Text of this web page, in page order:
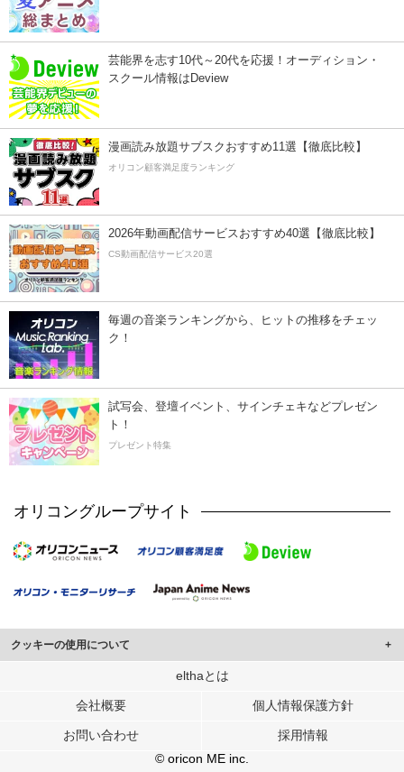
芸能界を志す10代～20代を応援！オーディション・
スクール情報はDeview
漫画読み放題サブスクおすすめ11選【徹底比較】
オリコン顧客満足度ランキング
2026年動画配信サービスおすすめ40選【徹底比較】
CS動画配信サービス20選
毎週の音楽ランキングから、ヒットの推移をチェッ
ク！
試写会、登壇イベント、サインチェキなどプレゼン
ト！
プレゼント特集
オリコングループサイト
クッキーの使用について
このサイトでは Cookie を使用して、ユーザーに合わせたコンテンツや広告の
行っています。
メディアや広告配信、データ解析の各パートナーに提供しています。
各パートナーは、この情報とユーザーが各パートナーに提供した他の情報や、
ユーザーが各パートナーのサービスを使用したときに収集した他の情報を組み
elthaとは
会社概要 個人情報保護方針
お問い合わせ
採用情報
© oricon ME inc.